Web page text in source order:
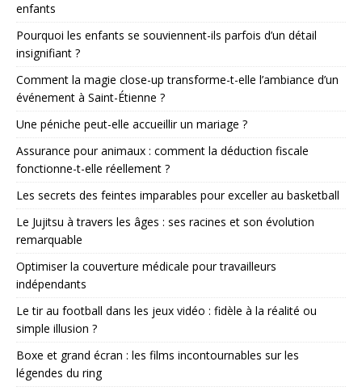
enfants
Pourquoi les enfants se souviennent-ils parfois d’un détail
insignifiant ?
Comment la magie close-up transforme-t-elle l’ambiance d’un
événement à Saint-Étienne ?
Une péniche peut-elle accueillir un mariage ?
Assurance pour animaux : comment la déduction fiscale
fonctionne-t-elle réellement ?
Les secrets des feintes imparables pour exceller au basketball
Le Jujitsu à travers les âges : ses racines et son évolution
remarquable
Optimiser la couverture médicale pour travailleurs
indépendants
Le tir au football dans les jeux vidéo : fidèle à la réalité ou
simple illusion ?
Boxe et grand écran : les films incontournables sur les
légendes du ring